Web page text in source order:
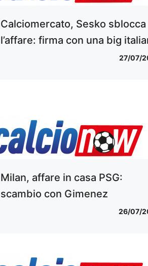
Calciomercato, Sesko sblocca
l’affare: firma con una big
27/07/
Milan, affare in casa PSG:
scambio con Gimenez
26/07/